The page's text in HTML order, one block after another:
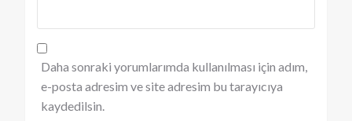
Daha sonraki yorumlarımda kullanılması için adım,
e-posta adresim ve site adresim bu tarayıcıya
kaydedilsin.